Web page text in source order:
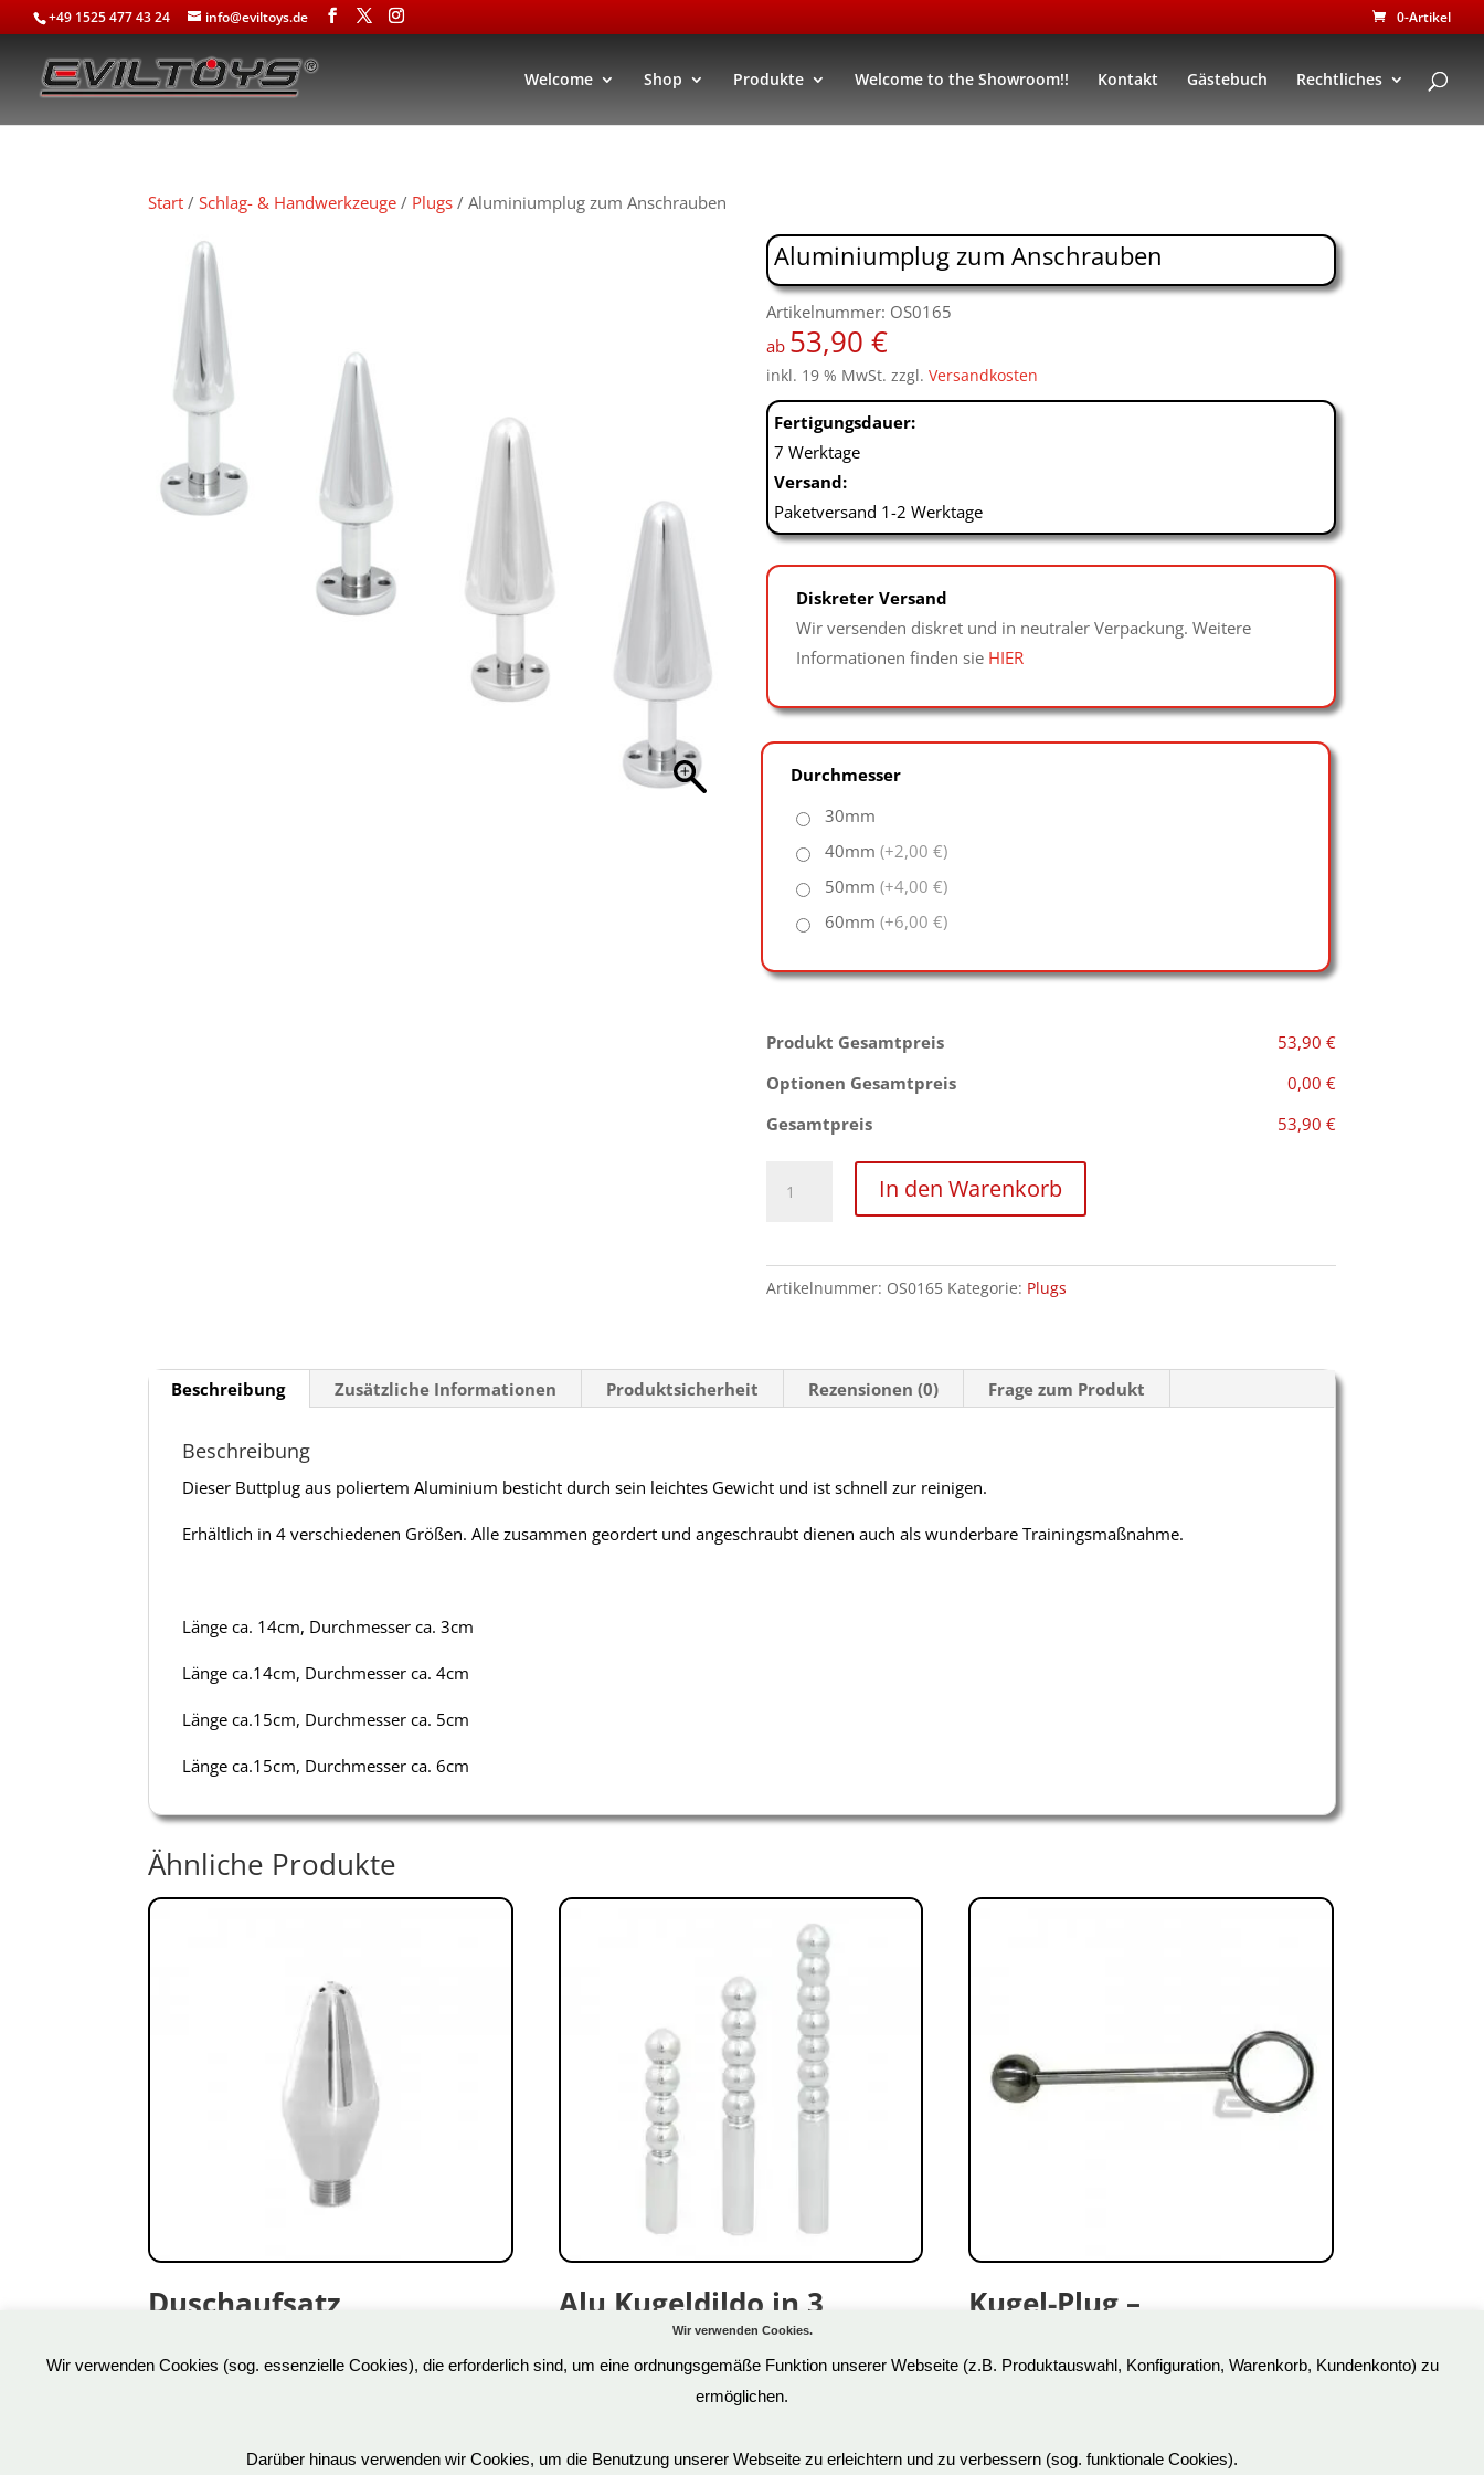
+49 1525 477 43 24 info@eviltoys.de 0-Artikel
Welcome Shop Produkte Welcome to the Showroom!! Kontakt Gästebuch Rechtliches
Start /Schlag- & Handwerkzeuge / Plugs / Aluminiumplug zum Anschrauben
Aluminiumplug zum Anschrauben
Artikelnummer: OS0165
ab 53,90 €
inkl. 19 % MwSt. zzgl. Versandkosten
Fertigungsdauer:
7 Werktage
Versand:
Paketversand 1-2 Werktage
Diskreter Versand
Wir versenden diskret und in neutraler Verpackung. Weitere
Informationen finden sie HIER
Durchmesser
30mm
40mm (+2,00 €)
50mm (+4,00 €)
60mm (+6,00 €)
Produkt Gesamtpreis
53,90 €
Optionen Gesamtpreis
0,00 €
Gesamtpreis
53,90 €
zum
Menge
In den Warenkorb
Artikelnummer: OS0165 Kategorie: Plugs
Beschreibung Zusätzliche Informationen Produktsicherheit Rezensionen (0) Frage zum Produkt
Beschreibung
Dieser Buttplug aus poliertem Aluminium besticht durch sein leichtes Gewicht und ist schnell zur reinigen.
Erhältlich in 4 verschiedenen Größen. Alle zusammen geordert und angeschraubt dienen auch als wunderbare Trainingsmaßnahme.
Länge ca. 14cm, Durchmesser ca. 3cm
Länge ca.14cm, Durchmesser ca. 4cm
Länge ca.15cm, Durchmesser ca. 5cm
Länge ca.15cm, Durchmesser ca. 6cm
Ähnliche Produkte
Duschaufsatz
68,90€
Alu Kugeldildo in 3
48,90€
Kugel-Plug –
39,00 €
Wir verwenden Cookies.
Wir verwenden Cookies (sog. essenzielle Cookies), die erforderlich sind, um eine ordnungsgemäße Funktion unserer Webseite (z.B. Produktauswahl, Konfiguration, Warenkorb, Kundenkonto) zu
ermöglichen.
Darüber hinaus verwenden wir Cookies, um die Benutzung unserer Webseite zu erleichtern und zu verbessern (sog. funktionale Cookies).